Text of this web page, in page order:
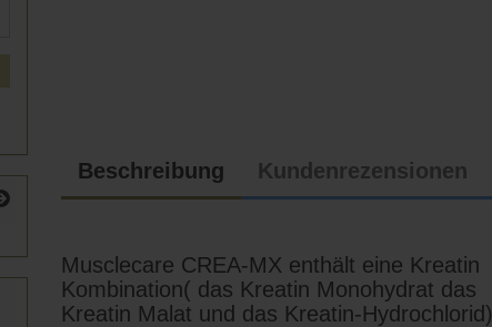
Beschreibung Kundenrezensionen
Musclecare CREA-MX enthält eine Kreatin
Kombination( das Kreatin Monohydrat das
Kreatin Malat und das Kreatin-Hydrochlorid)